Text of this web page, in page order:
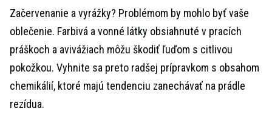
Začervenanie a vyrážky? Problémom by mohlo byť vaše
oblečenie. Farbivá a vonné látky obsiahnuté v pracích
práškoch a avivážiach môžu škodiť ľuďom s citlivou
pokožkou. Vyhnite sa preto radšej prípravkom s obsahom
chemikálií, ktoré majú tendenciu zanechávať na prádle
rezídua.